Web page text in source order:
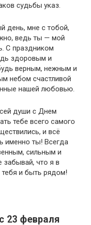
судьбы указ.
день, мне с тобой,
ведь ты — мой
С праздником
здоровым и
верным, нежным и
небом счастливой
нашей любовью.
души с Днем
тебе всего самого
и всё
именно ты! Всегда
сильным и
что я в
и быть рядом!
23 февраля